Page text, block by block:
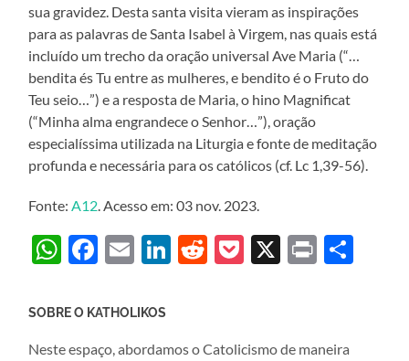
sua gravidez. Desta santa visita vieram as inspirações
para as palavras de Santa Isabel à Virgem, nas quais está
incluído um trecho da oração universal Ave Maria (“…
bendita és Tu entre as mulheres, e bendito é o Fruto do
Teu seio…”) e a resposta de Maria, o hino Magnificat
(“Minha alma engrandece o Senhor…”), oração
especialíssima utilizada na Liturgia e fonte de meditação
profunda e necessária para os católicos (cf. Lc 1,39-56).
Fonte:A12. Acesso em: 03 nov. 2023.
WhatsApp
Facebook
EmailLinkedIn
Reddit
Pocket
X Print
SOBRE O KATHOLIKOS
Neste espaço, abordamos o Catolicismo de maneira